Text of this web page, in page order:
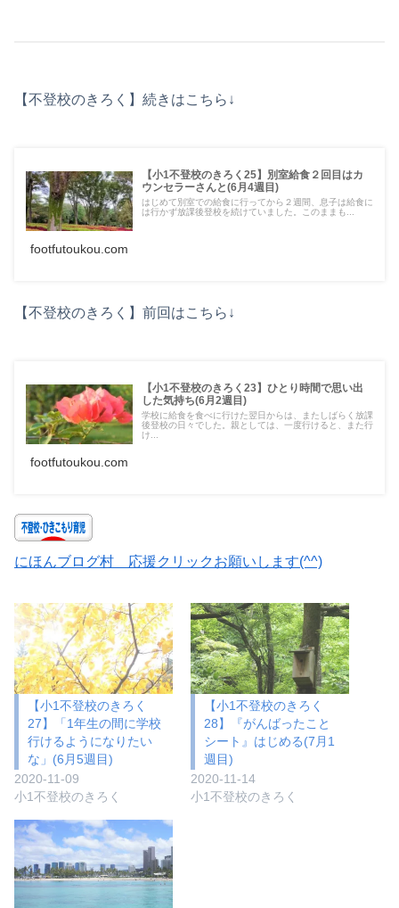
【不登校のきろく】続きはこちら↓
【小1不登校のきろく25】別室給食２回目はカ
ウンセラーさんと(6月4週目)
はじめて別室での給食に行ってから２週間、息子は給食に
は行かず放課後登校を続けていました。このままも...
footfutoukou.com
【不登校のきろく】前回はこちら↓
【小1不登校のきろく23】ひとり時間で思い出
した気持ち(6月2週目)
学校に給食を食べに行けた翌日からは、またしばらく放課
後登校の日々でした。親としては、一度行けると、また行
け...
footfutoukou.com
にほんブログ村 応援クリックお願いします(^^)
【小1不登校のきろく
27】「1年生の間に学校
行けるようになりたい
な」(6月5週目)
2020-11-09
小1不登校のきろく
【小1不登校のきろく
28】『がんばったこと
シート』はじめる(7月1
週目)
2020-11-14
小1不登校のきろく